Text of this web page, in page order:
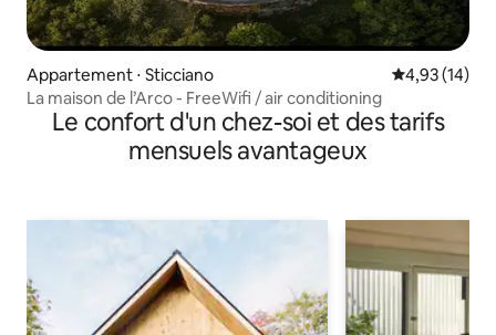
Appartement ⋅ Sticciano Évaluation
4,93 (14)
La maison de l’Arco - FreeWifi / air conditioning
Le confort d'un chez-soi et des tarifs
mensuels avantageux